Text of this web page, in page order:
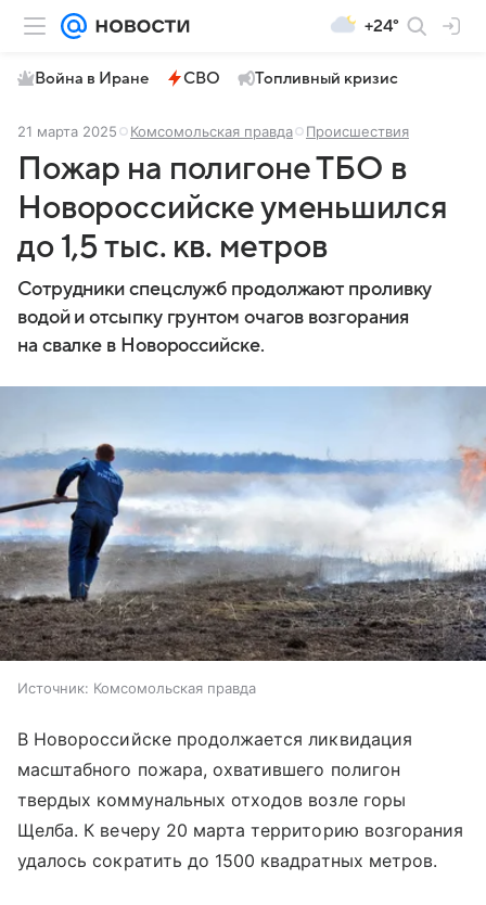
+24°
Война в Иране СВО Топливный кризис
21 марта 2025 Комсомольская правда Происшествия
Пожар на полигоне ТБО в
Новороссийске уменьшился
до 1,5 тыс. кв. метров
Сотрудники спецслужб продолжают проливку
водой и отсыпку грунтом очагов возгорания
на свалке в Новороссийске.
Источник: Комсомольская правда
В Новороссийске продолжается ликвидация
масштабного пожара, охватившего полигон
твердых коммунальных отходов возле горы
Щелба. К вечеру 20 марта территорию возгорания
удалось сократить до 1500 квадратных метров.